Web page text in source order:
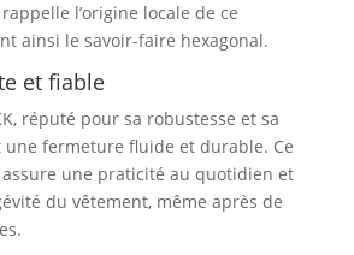
l’origine locale de ce
ainsi le savoir-faire hexagonal.
et fiable
réputé pour sa robustesse et sa
fermeture fluide et durable. Ce
une praticité au quotidien et
du vêtement, même après de